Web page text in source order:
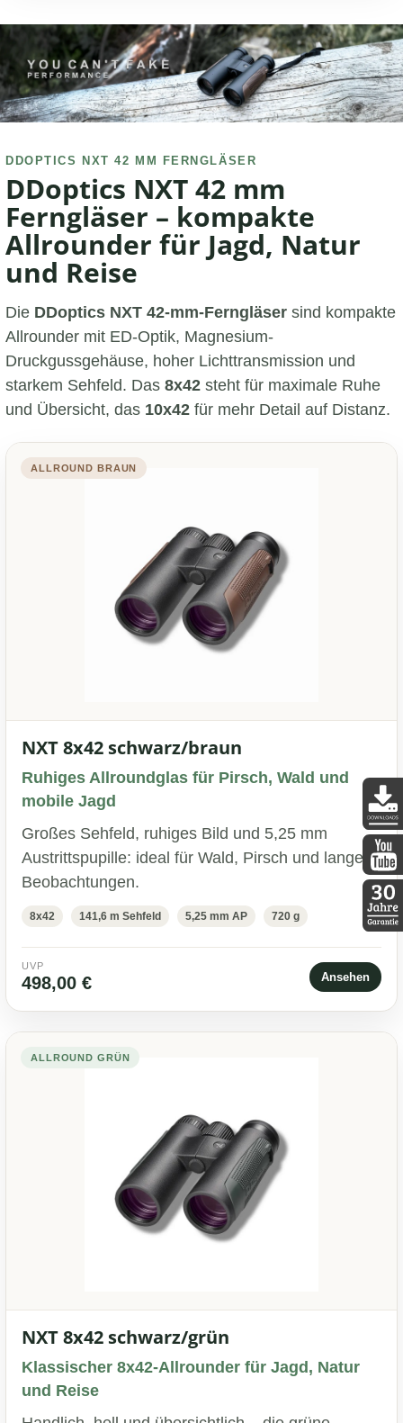
DDOPTICS NXT 42 MM FERNGLÄSER
DDoptics NXT 42 mm
Ferngläser – kompakte
Allrounder für Jagd, Natur
und Reise
Die DDoptics NXT 42-mm-Ferngläser sind kompakte
Allrounder mit ED-Optik, Magnesium-
Druckgussgehäuse, hoher Lichttransmission und
starkem Sehfeld. Das 8x42 steht für maximale Ruhe
und Übersicht, das 10x42 für mehr Detail auf Distanz.
ALLROUND BRAUN
NXT 8x42 schwarz/braun
Ruhiges Allroundglas für Pirsch, Wald und
mobile Jagd
Großes Sehfeld, ruhiges Bild und 5,25 mm
Austrittspupille: ideal für Wald, Pirsch und lange
Beobachtungen.
8x42 141,6 m Sehfeld 5,25 mm AP 720 g
UVP
498,00 € Ansehen
ALLROUND GRÜN
NXT 8x42 schwarz/grün
Klassischer 8x42-Allrounder für Jagd, Natur
und Reise